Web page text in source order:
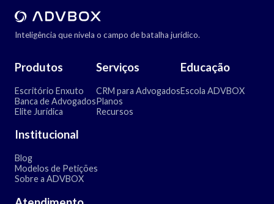
Inteligência que nivela o campo de batalha jurídico.
Produtos
Escritório Enxuto
Banca de Advogados
Elite Jurídica
Serviços
CRM para Advogados
Planos
Recursos
Educação
Escola ADVBOX
Institucional
Blog
Modelos de Petições
Sobre a ADVBOX